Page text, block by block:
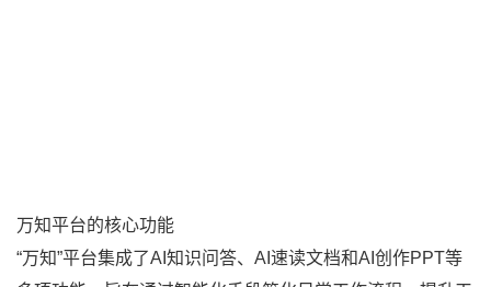
万知平台的核心功能
“万知”平台集成了AI知识问答、AI速读文档和AI创作PPT等